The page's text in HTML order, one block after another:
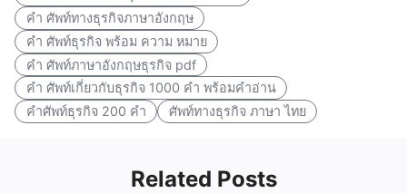
คํา ศัพท์ทางธุรกิจภาษาอังกฤษ
คํา ศัพท์ธุรกิจ พร้อม ความ หมาย
คํา ศัพท์ภาษาอังกฤษธุรกิจ pdf
คํา ศัพท์เกี่ยวกับธุรกิจ 1000 คำ พร้อมคำอ่าน
คำศัพท์ธุรกิจ 200 คำ
ศัพท์ทางธุรกิจ ภาษา ไทย
Related Posts